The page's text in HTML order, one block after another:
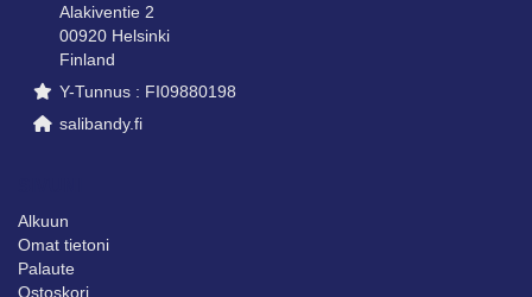
Alakiventie 2
00920 Helsinki
Finland
Y-Tunnus : FI09880198
salibandy.fi
Alkuun
Omat tietoni
Palaute
Ostoskori